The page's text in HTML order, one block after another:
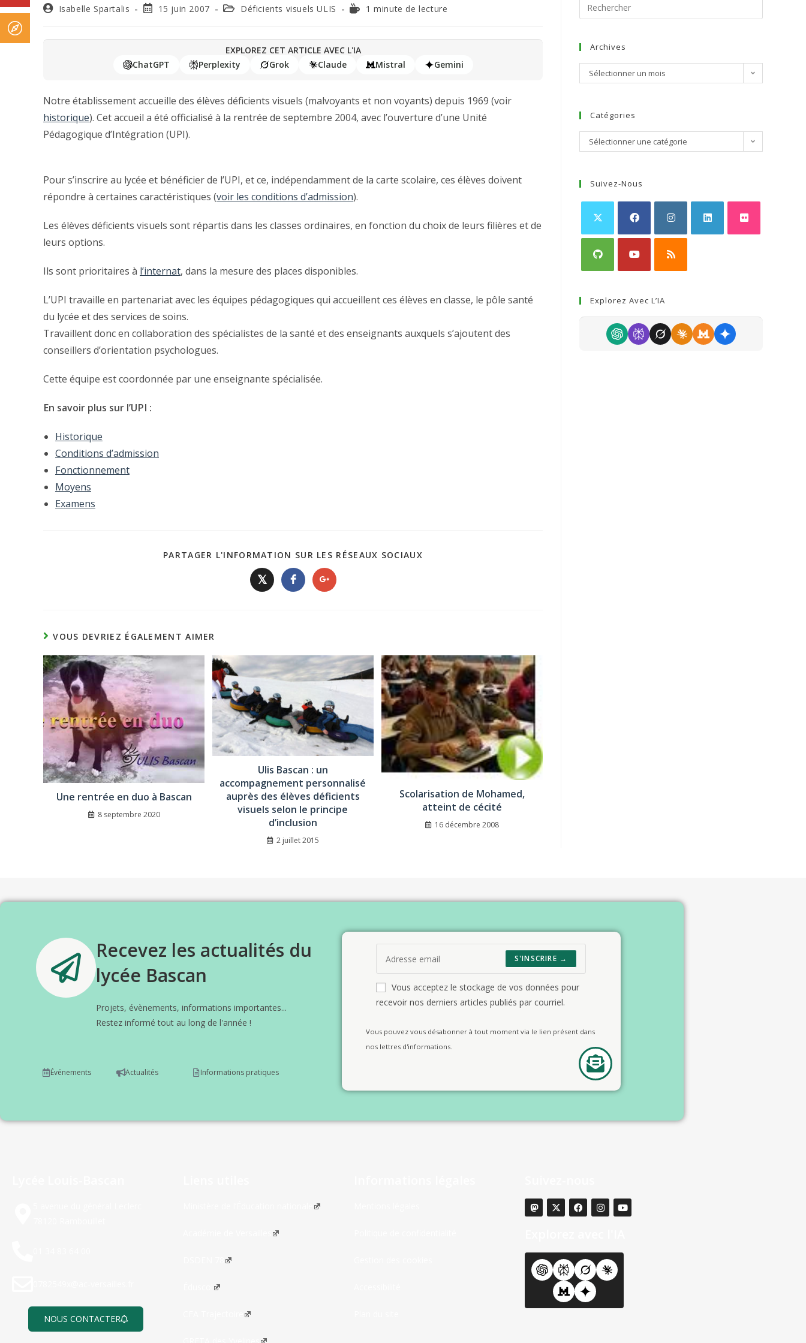
Isabelle Spartalis 15 juin 2007 Déficients visuels ULIS 1 minute de lecture
EXPLOREZ CET ARTICLE AVEC L'IA
ChatGPT
Perplexity Grok Claude Mistral Gemini
Notre établissement accueille des élèves déficients visuels (malvoyants et non voyants) depuis 1969 (voir
historique). Cet accueil a été officialisé à la rentrée de septembre 2004, avec l’ouverture d’une Unité
Pédagogique d’Intégration (UPI).
Pour s’inscrire au lycée et bénéficier de l’UPI, et ce, indépendamment de la carte scolaire, ces élèves doivent
répondre à certaines caractéristiques (voir les conditions d’admission).
Les élèves déficients visuels sont répartis dans les classes ordinaires, en fonction du choix de leurs filières et de
leurs options.
Ils sont prioritaires à l’internat, dans la mesure des places disponibles.
L’UPI travaille en partenariat avec les équipes pédagogiques qui accueillent ces élèves en classe, le pôle santé
du lycée et des services de soins.
Travaillent donc en collaboration des spécialistes de la santé et des enseignants auxquels s’ajoutent des
conseillers d’orientation psychologues.
Cette équipe est coordonnée par une enseignante spécialisée.
En savoir plus sur l’UPI :
Historique
Conditions d’admission
Fonctionnement
Moyens
Examens
PARTAGER L'INFORMATION SUR LES RÉSEAUX SOCIAUX
𝕏
VOUS DEVRIEZ ÉGALEMENT AIMER
Une rentrée en duo à Bascan
8 septembre 2020
Ulis Bascan : un
accompagnement personnalisé
auprès des élèves déficients
visuels selon le principe
d’inclusion
2 juillet 2015
Scolarisation de Mohamed,
atteint de cécité
16 décembre 2008
Archives
Sélectionner un mois
Catégories
Sélectionner une catégorie
Suivez-Nous
Explorez Avec L’IA
Recevez les actualités du
lycée Bascan
Projets, évènements, informations importantes...
Restez informé tout au long de l'année !
Événements Actualités Informations pratiques
S'INSCRIRE →
Vous acceptez le stockage de vos données pour
recevoir nos derniers articles publiés par courriel.
Vous pouvez vous désabonner à tout moment via le lien présent dans
nos lettres d'informations.
NOUS CONTACTER